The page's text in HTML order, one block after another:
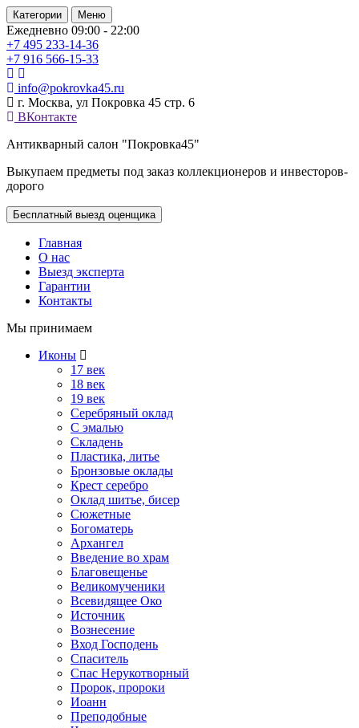
Категории Меню
Ежедневно 09:00 - 22:00
+7 495 233-14-36
+7 916 566-15-33
info@pokrovka45.ru
г. Москва, ул Покровка 45 стр. 6
ВКонтакте
Антикварный салон "Покровка45"
Выкупаем предметы под заказ коллекционеров и инвесторов-
дорого
Бесплатный выезд оценщика
Главная
О нас
Выезд эксперта
Гарантии
Контакты
Мы принимаем
Иконы
17 век
18 век
19 век
Серебряный оклад
С эмалью
Складень
Пластика, литье
Бронзовые оклады
Крест серебро
Оклад шитье, бисер
Сюжетные
Богоматерь
Архангел
Введение во храм
Благовещенье
Великомученики
Всевидящее Око
Источник
Вознесение
Вход Господень
Спаситель
Спас Нерукотворный
Пророк, пророки
Иоанн
Преподобные